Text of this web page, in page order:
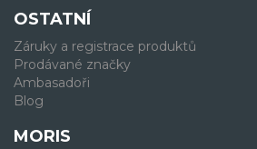
OSTATNÍ
Záruky a registrace produktů
Prodávané značky
Ambasadoři
Blog
MORIS